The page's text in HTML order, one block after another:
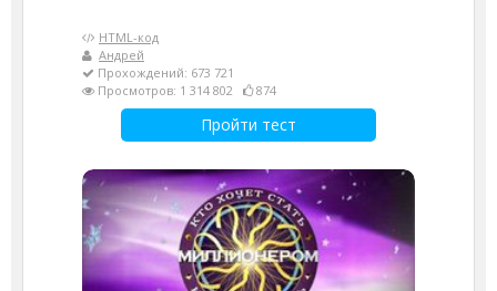
HTML-код
Андрей
Прохождений: 673 721
Просмотров: 1 314 802
874
Пройти тест